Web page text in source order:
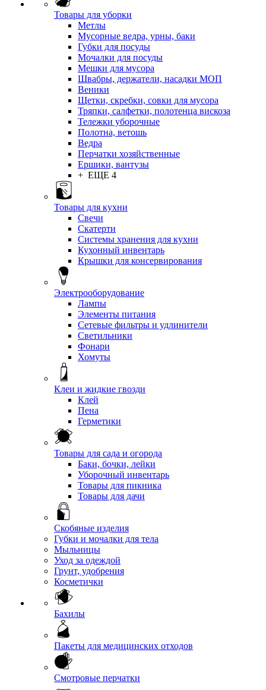
Товары для уборки
Метлы
Мусорные ведра, урны, баки
Губки для посуды
Мочалки для посуды
Мешки для мусора
Швабры, держатели, насадки МОП
Веники
Щетки, скребки, совки для мусора
Тряпки, салфетки, полотенца вискоза
Тележки уборочные
Полотна, ветошь
Ведра
Перчатки хозяйственные
Ершики, вантузы
+ ЕЩЕ 4
Товары для кухни
Свечи
Скатерти
Системы хранения для кухни
Кухонный инвентарь
Крышки для консервирования
Электрооборудование
Лампы
Элементы питания
Сетевые фильтры и удлинители
Светильники
Фонари
Хомуты
Клеи и жидкие гвозди
Клей
Пена
Герметики
Товары для сада и огорода
Баки, бочки, лейки
Уборочный инвентарь
Товары для пикника
Товары для дачи
Скобяные изделия
Губки и мочалки для тела
Мыльницы
Уход за одеждой
Грунт, удобрения
Косметички
Бахилы
Пакеты для медицинских отходов
Смотровые перчатки